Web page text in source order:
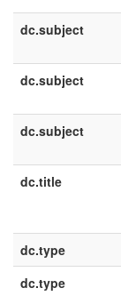
dc.subject
dc.subject
dc.subject
dc.title
dc.type
dc.type